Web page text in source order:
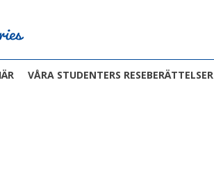
VÅRA STUDENTERS RESEBERÄTTELSER